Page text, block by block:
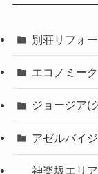
別荘リフォ
エコノミー
ジョージア(
アゼルバイ
神楽坂エリ